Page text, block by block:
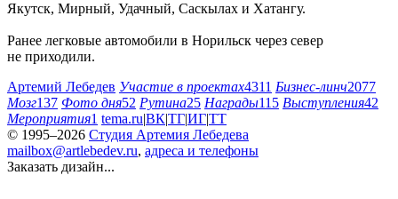
Якутск, Мирный, Удачный, Саскылах и Хатангу.
Ранее легковые автомобили в Норильск через север
не приходили.
Артемий Лебедев Участие в проектах4311 Бизнес-линч2077
Мозг137 Фото дня52 Рутина25 Награды115 Выступления42
Мероприятия1 tema.ru|ВК|ТГ|ИГ|ТТ
© 1995–2026 Студия Артемия Лебедева
mailbox@artlebedev.ru, адреса и телефоны
Заказать дизайн...